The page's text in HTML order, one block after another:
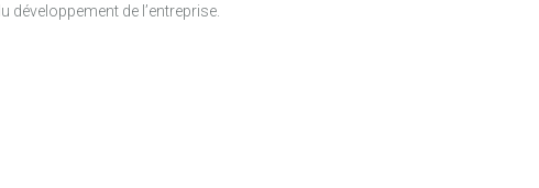
de l’entreprise.